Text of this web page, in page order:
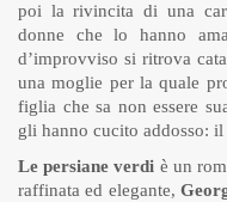
poi la rivincita di una
donne che lo hanno
d’improvviso si ritrova
una moglie per la quale
figlia che sa non essere
gli hanno cucito addosso:
Le persiane verdi è un
raffinata ed elegante,